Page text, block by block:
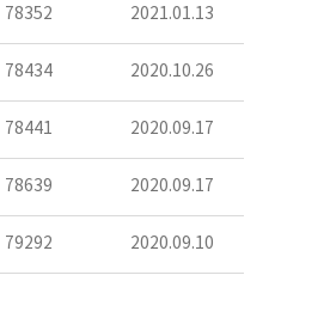
78352 2021.01.13
78434 2020.10.26
78441 2020.09.17
78639 2020.09.17
79292 2020.09.10